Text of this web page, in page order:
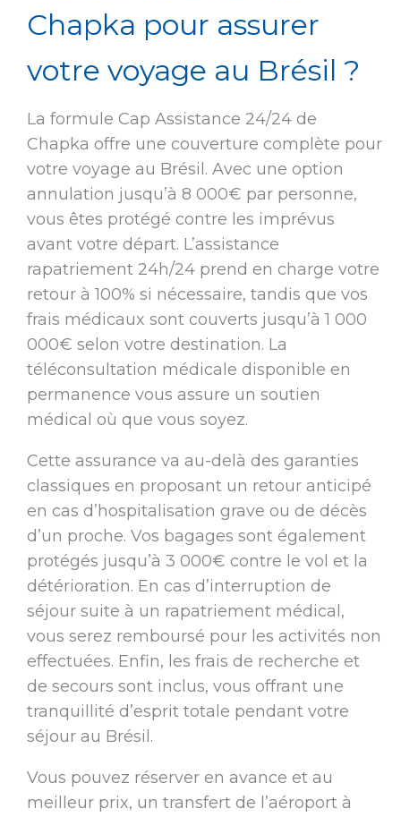
Chapka pour assurer
votre voyage au Brésil ?
La formule Cap Assistance 24/24 de
Chapka offre une couverture complète pour
votre voyage au Brésil. Avec une option
annulation jusqu’à 8 000€ par personne,
vous êtes protégé contre les imprévus
avant votre départ. L’assistance
rapatriement 24h/24 prend en charge votre
retour à 100% si nécessaire, tandis que vos
frais médicaux sont couverts jusqu’à 1 000
000€ selon votre destination. La
téléconsultation médicale disponible en
permanence vous assure un soutien
médical où que vous soyez.
Cette assurance va au-delà des garanties
classiques en proposant un retour anticipé
en cas d’hospitalisation grave ou de décès
d’un proche. Vos bagages sont également
protégés jusqu’à 3 000€ contre le vol et la
détérioration. En cas d’interruption de
séjour suite à un rapatriement médical,
vous serez remboursé pour les activités non
effectuées. Enfin, les frais de recherche et
de secours sont inclus, vous offrant une
tranquillité d’esprit totale pendant votre
séjour au Brésil.
Vous pouvez réserver en avance et au
meilleur prix, un transfert de l’aéroport à